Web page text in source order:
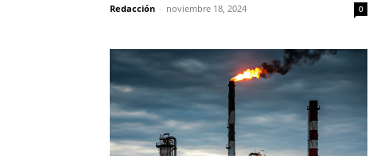
Redacción - noviembre 18, 2024 0